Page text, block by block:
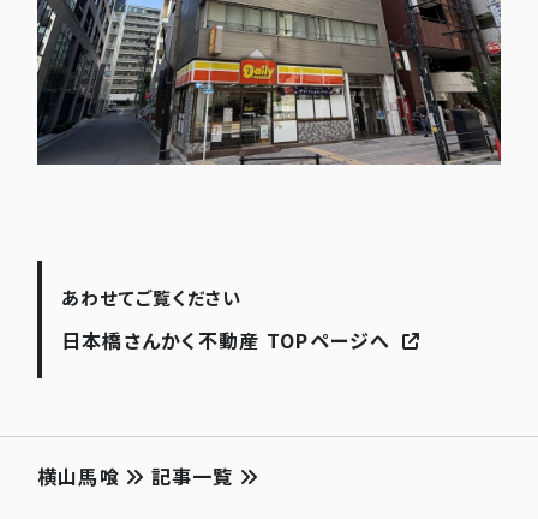
あわせてご覧ください
日本橋さんかく不動産 TOPページへ
横山馬喰 記事一覧